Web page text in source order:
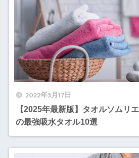
2022年3月17日
【2025年最新版】タオルソムリ
の最強吸水タオル10選